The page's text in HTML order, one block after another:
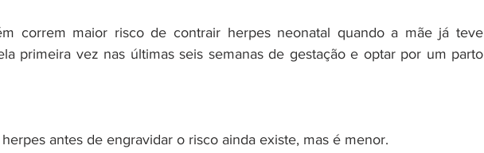
correm maior risco de contrair herpes neonatal quando a mãe já teve
primeira vez nas últimas seis semanas de gestação e optar por um parto
antes de engravidar o risco ainda existe, mas é menor.